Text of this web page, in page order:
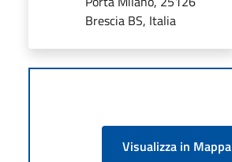
Brescia BS, Italia
Visualizza in Mappa